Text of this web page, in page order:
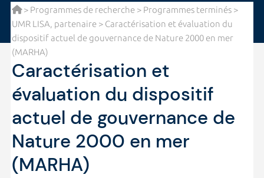
> Programmes de recherche> Programmes terminés>
UMR LISA, partenaire> Caractérisation et évaluation du
dispositif actuel de gouvernance de Nature 2000 en mer
(MARHA)
Caractérisation et
évaluation du dispositif
actuel de gouvernance de
Nature 2000 en mer
(MARHA)